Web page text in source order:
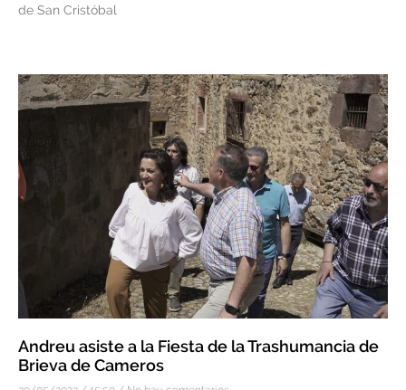
de San Cristóbal
Andreu asiste a la Fiesta de la Trashumancia de
Brieva de Cameros